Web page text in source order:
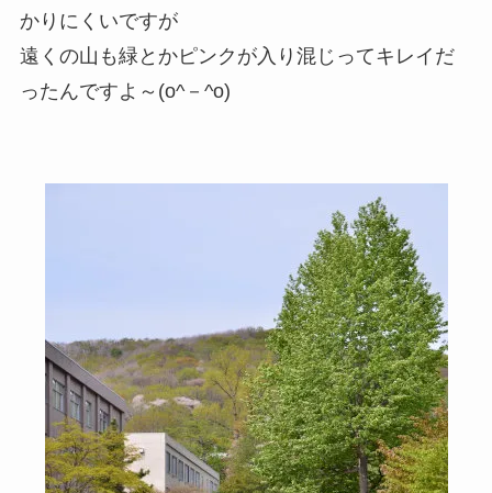
かりにくいですが
遠くの山も緑とかピンクが入り混じってキレイだ
ったんですよ～(o^－^o)